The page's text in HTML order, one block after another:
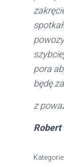
pora
będę
z
Robert
Kategorie: